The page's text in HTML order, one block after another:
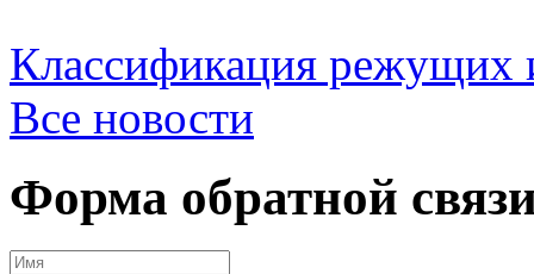
Классификация режущих
Все новости
Форма обратной